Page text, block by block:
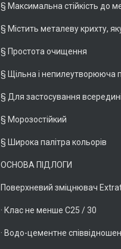
§ Максимальна стійкість до
§ Містить металеву крихту,
§ Простота очищення
§ Щільна і непилеутворююча
§ Для застосування всередині
§ Морозостійкий
§ Широка палітра кольорів
ОСНОВА ПІДЛОГИ
Поверхневий зміцнювач
· Клас не менше C25 / 30
· Водо-цементне